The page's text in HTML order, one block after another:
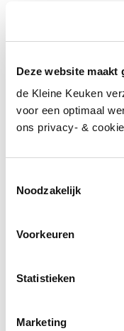
Deze website maakt
de Kleine Keuken
voor een optimaal
ons privacy- &
Noodzakelijk
Voorkeuren
Statistieken
Marketing
er veel van
geen zout op zijn
BLOGS •29/06/22
doen met al